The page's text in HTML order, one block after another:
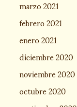
marzo 2021
febrero 2021
enero 2021
diciembre 2020
noviembre 2020
octubre 2020